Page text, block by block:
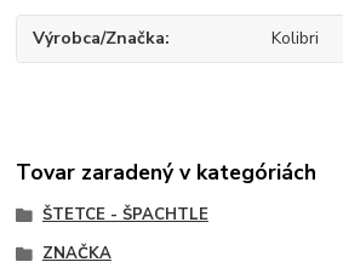
Výrobca/Značka Kolibri
Tovar zaradený v kategóriách
ŠTETCE - ŠPACHTLE
ZNAČKA